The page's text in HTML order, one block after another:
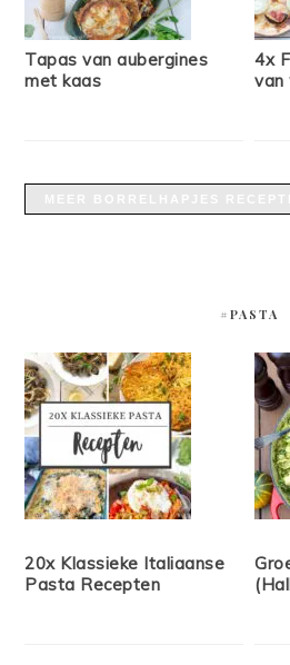
Tapas van aubergines
met kaas
4x
van
#PASTA
20x Klassieke Italiaanse
Pasta Recepten